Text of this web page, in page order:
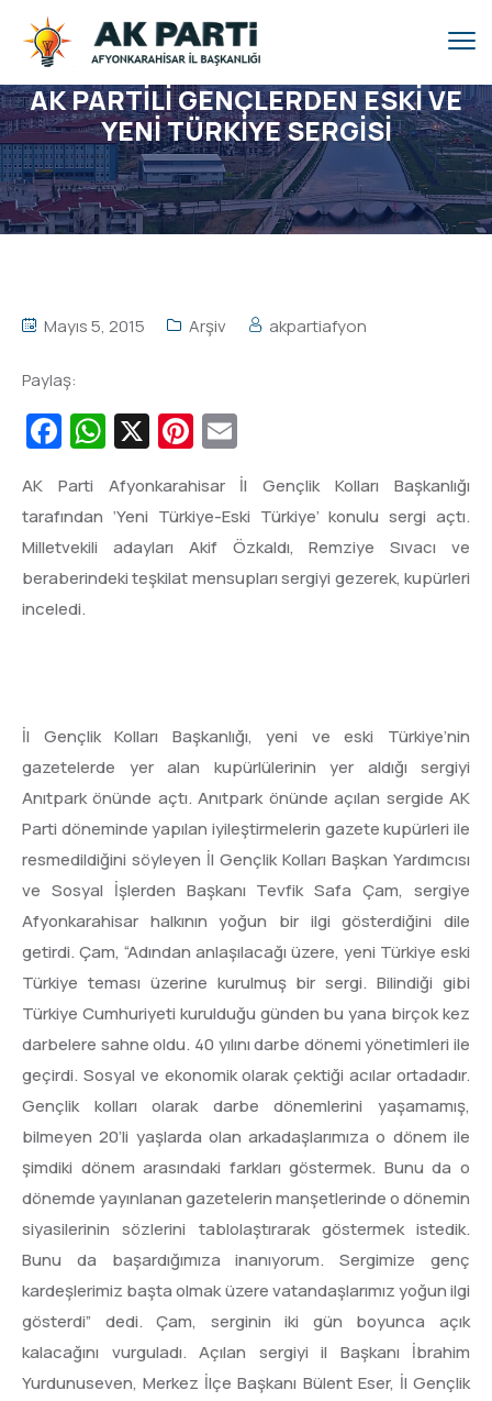
AK PARTİLİ GENÇLERDEN ESKİ VE
YENİ TÜRKİYE SERGİSİ
Mayıs 5, 2015 Arşiv akpartiafyon
Paylaş:
Facebook
WhatsApp
X Pinterest
AK Parti Afyonkarahisar İl Gençlik Kolları Başkanlığı
tarafından ‘Yeni Türkiye-Eski Türkiye’ konulu sergi açtı.
Milletvekili adayları Akif Özkaldı, Remziye Sıvacı ve
beraberindeki teşkilat mensupları sergiyi gezerek, kupürleri
inceledi.
İl Gençlik Kolları Başkanlığı, yeni ve eski Türkiye’nin
gazetelerde yer alan kupürlülerinin yer aldığı sergiyi
Anıtpark önünde açtı. Anıtpark önünde açılan sergide AK
Parti döneminde yapılan iyileştirmelerin gazete kupürleri ile
resmedildiğini söyleyen İl Gençlik Kolları Başkan Yardımcısı
ve Sosyal İşlerden Başkanı Tevfik Safa Çam, sergiye
Afyonkarahisar halkının yoğun bir ilgi gösterdiğini dile
getirdi. Çam, “Adından anlaşılacağı üzere, yeni Türkiye eski
Türkiye teması üzerine kurulmuş bir sergi. Bilindiği gibi
Türkiye Cumhuriyeti kurulduğu günden bu yana birçok kez
darbelere sahne oldu. 40 yılını darbe dönemi yönetimleri ile
geçirdi. Sosyal ve ekonomik olarak çektiği acılar ortadadır.
Gençlik kolları olarak darbe dönemlerini yaşamamış,
bilmeyen 20’li yaşlarda olan arkadaşlarımıza o dönem ile
şimdiki dönem arasındaki farkları göstermek. Bunu da o
dönemde yayınlanan gazetelerin manşetlerinde o dönemin
siyasilerinin sözlerini tablolaştırarak göstermek istedik.
Bunu da başardığımıza inanıyorum. Sergimize genç
kardeşlerimiz başta olmak üzere vatandaşlarımız yoğun ilgi
gösterdi” dedi. Çam, serginin iki gün boyunca açık
kalacağını vurguladı. Açılan sergiyi il Başkanı İbrahim
Yurdunuseven, Merkez İlçe Başkanı Bülent Eser, İl Gençlik